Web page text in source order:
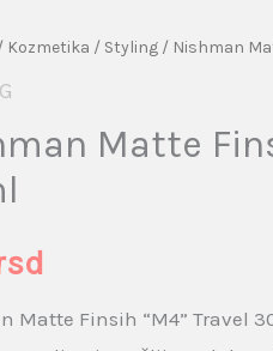
Kozmetika / Styling / Nishman
Matte
Matte Finsih “M4” Travel